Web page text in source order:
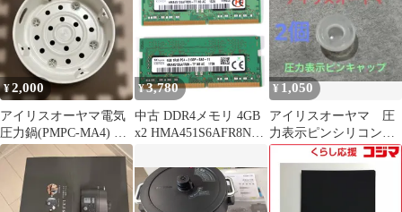
ード記憶装置 ma412▲
¥2,000
アイリスオーヤマ電気
圧力鍋(PMPC-MA4) の
蒸しプレートのみ
¥3,780
中古 DDR4メモリ 4GB
x2 HMA451S6AFR8N-
¥ 1,050
アイリスオーヤマ 圧
力表示ピンシリコンキ
ャップPMPC-MA4、
kpc-ma4